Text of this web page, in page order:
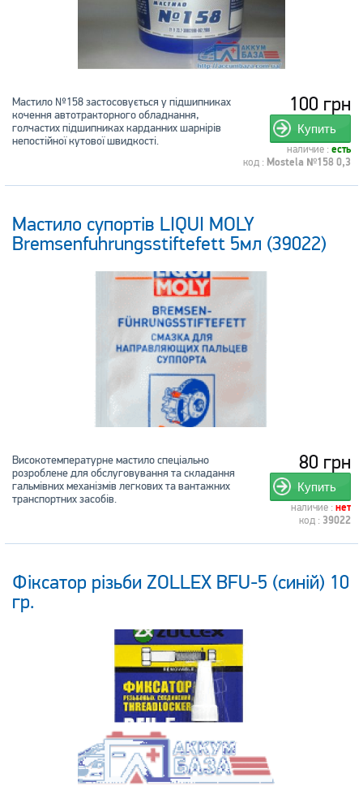
100 грн
Купить
наличие : есть
код : Mostela №158 0,3
Мастило №158 застосовується у підшипниках
кочення автотракторного обладнання,
голчастих підшипниках карданних шарнірів
непостійної кутової швидкості.
Мастило супортів LIQUI MOLY
Bremsenfuhrungsstiftefett 5мл (39022)
80 грн
Купить
наличие : нет
код : 39022
Високотемпературне мастило спеціально
розроблене для обслуговування та складання
гальмівних механізмів легкових та вантажних
транспортних засобів.
Фіксатор різьби ZOLLEX BFU-5 (синій) 10
гр.